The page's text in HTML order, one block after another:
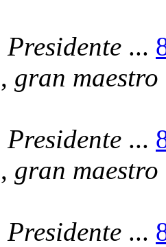
Presidente ...
, gran
Presidente ...
, gran
Presidente ...